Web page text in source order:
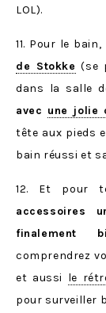
LOL).
11. Pour le
de Stokke (se
dans la salle
avec une jolie
tête aux pieds
bain réussi et
12. Et pour
accessoires
finalement
comprendrez
et aussi le
pour surveiller